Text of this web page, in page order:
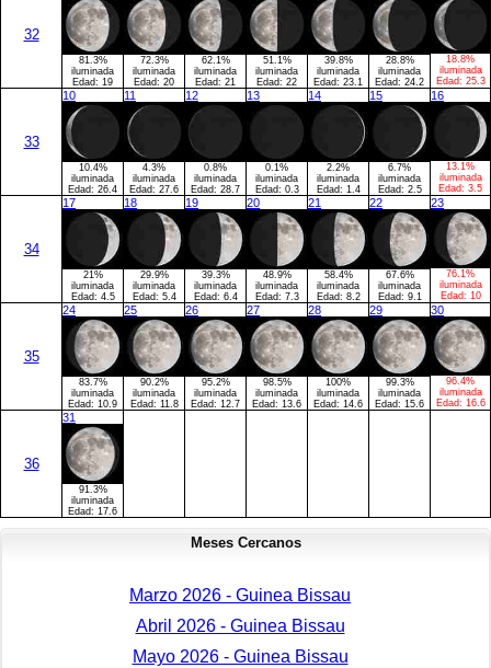
32
81.3%
iluminada
Edad: 19
72.3%
iluminada
Edad: 20
62.1%
iluminada
Edad: 21
51.1%
iluminada
Edad: 22
39.8%
iluminada
Edad: 23.1
28.8%
iluminada
Edad: 24.2
18.8%
iluminada
Edad: 25.3
33
10
10.4%
iluminada
Edad: 26.4
11
4.3%
iluminada
Edad: 27.6
12
0.8%
iluminada
Edad: 28.7
13
0.1%
iluminada
Edad: 0.3
14
2.2%
iluminada
Edad: 1.4
15
6.7%
iluminada
Edad: 2.5
16
13.1%
iluminada
Edad: 3.5
34
17
21%
iluminada
Edad: 4.5
18
29.9%
iluminada
Edad: 5.4
19
39.3%
iluminada
Edad: 6.4
20
48.9%
iluminada
Edad: 7.3
21
58.4%
iluminada
Edad: 8.2
22
67.6%
iluminada
Edad: 9.1
23
76.1%
iluminada
Edad: 10
35
24
83.7%
iluminada
Edad: 10.9
25
90.2%
iluminada
Edad: 11.8
26
95.2%
iluminada
Edad: 12.7
27
98.5%
iluminada
Edad: 13.6
28
100%
iluminada
Edad: 14.6
29
99.3%
iluminada
Edad: 15.6
30
96.4%
iluminada
Edad: 16.6
36
31
91.3%
iluminada
Edad: 17.6
Meses Cercanos
Marzo 2026 - Guinea Bissau
Abril 2026 - Guinea Bissau
Mayo 2026 - Guinea Bissau